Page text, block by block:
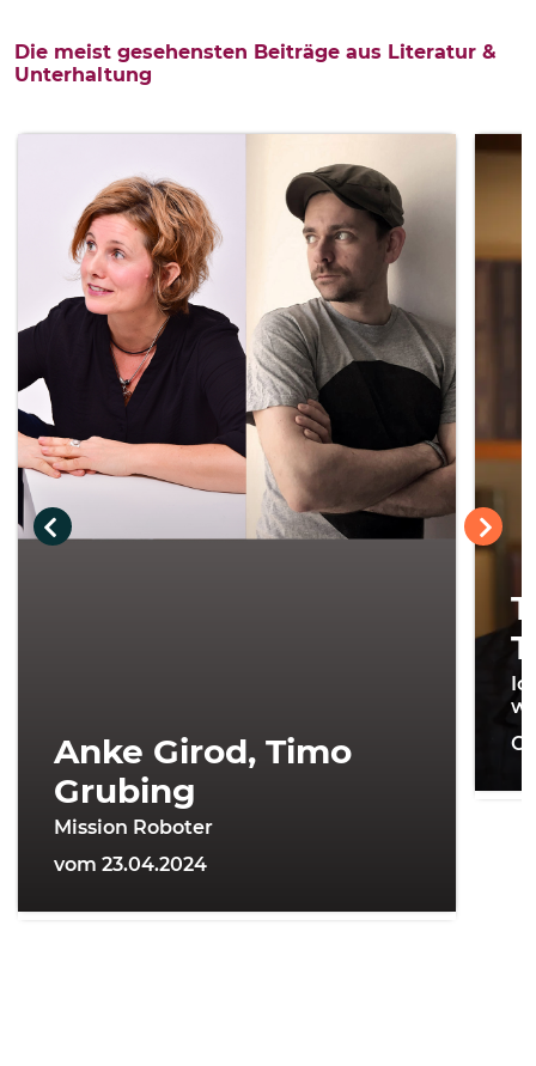
Die meist gesehensten Beiträge aus Literatur &
Unterhaltung
Anke Girod, Timo
Grubing
Mission Roboter
vom 23.04.2024